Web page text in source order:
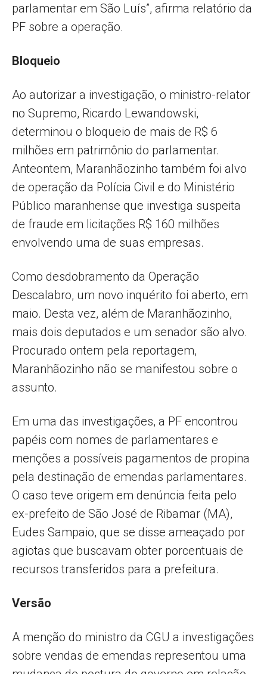
parlamentar em São Luís”, afirma relatório da
PF sobre a operação.
Bloqueio
Ao autorizar a investigação, o ministro-relator
no Supremo, Ricardo Lewandowski,
determinou o bloqueio de mais de R$ 6
milhões em patrimônio do parlamentar.
Anteontem, Maranhãozinho também foi alvo
de operação da Polícia Civil e do Ministério
Público maranhense que investiga suspeita
de fraude em licitações R$ 160 milhões
envolvendo uma de suas empresas.
Como desdobramento da Operação
Descalabro, um novo inquérito foi aberto, em
maio. Desta vez, além de Maranhãozinho,
mais dois deputados e um senador são alvo.
Procurado ontem pela reportagem,
Maranhãozinho não se manifestou sobre o
assunto.
Em uma das investigações, a PF encontrou
papéis com nomes de parlamentares e
menções a possíveis pagamentos de propina
pela destinação de emendas parlamentares.
O caso teve origem em denúncia feita pelo
ex-prefeito de São José de Ribamar (MA),
Eudes Sampaio, que se disse ameaçado por
agiotas que buscavam obter porcentuais de
recursos transferidos para a prefeitura.
Versão
A menção do ministro da CGU a investigações
sobre vendas de emendas representou uma